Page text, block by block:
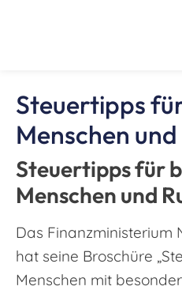
Steuertipps
Menschen
Steuertipps für
Menschen und
Das Finanzministerium
hat seine Broschüre
Menschen mit